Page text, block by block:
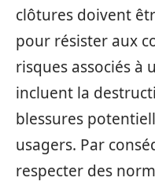
clôtures doivent
pour résister aux
risques associés à
incluent la
blessures
usagers. Par
respecter des